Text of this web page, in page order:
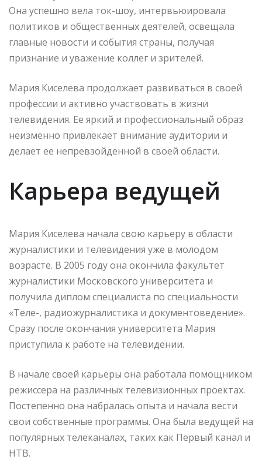
Она успешно вела ток-шоу, интервьюировала
политиков и общественных деятелей, освещала
главные новости и события страны, получая
признание и уважение коллег и зрителей.
Мария Киселева продолжает развиваться в своей
профессии и активно участвовать в жизни
телевидения. Ее яркий и профессиональный образ
неизменно привлекает внимание аудитории и
делает ее непревзойденной в своей области.
Карьера ведущей
Мария Киселева начала свою карьеру в области
журналистики и телевидения уже в молодом
возрасте. В 2005 году она окончила факультет
журналистики Московского университета и
получила диплом специалиста по специальности
«Теле-, радиожурналистика и документоведение».
Сразу после окончания университета Мария
приступила к работе на телевидении.
В начале своей карьеры она работала помощником
режиссера на различных телевизионных проектах.
Постепенно она набралась опыта и начала вести
свои собственные программы. Она была ведущей на
популярных телеканалах, таких как Первый канал и
НТВ.